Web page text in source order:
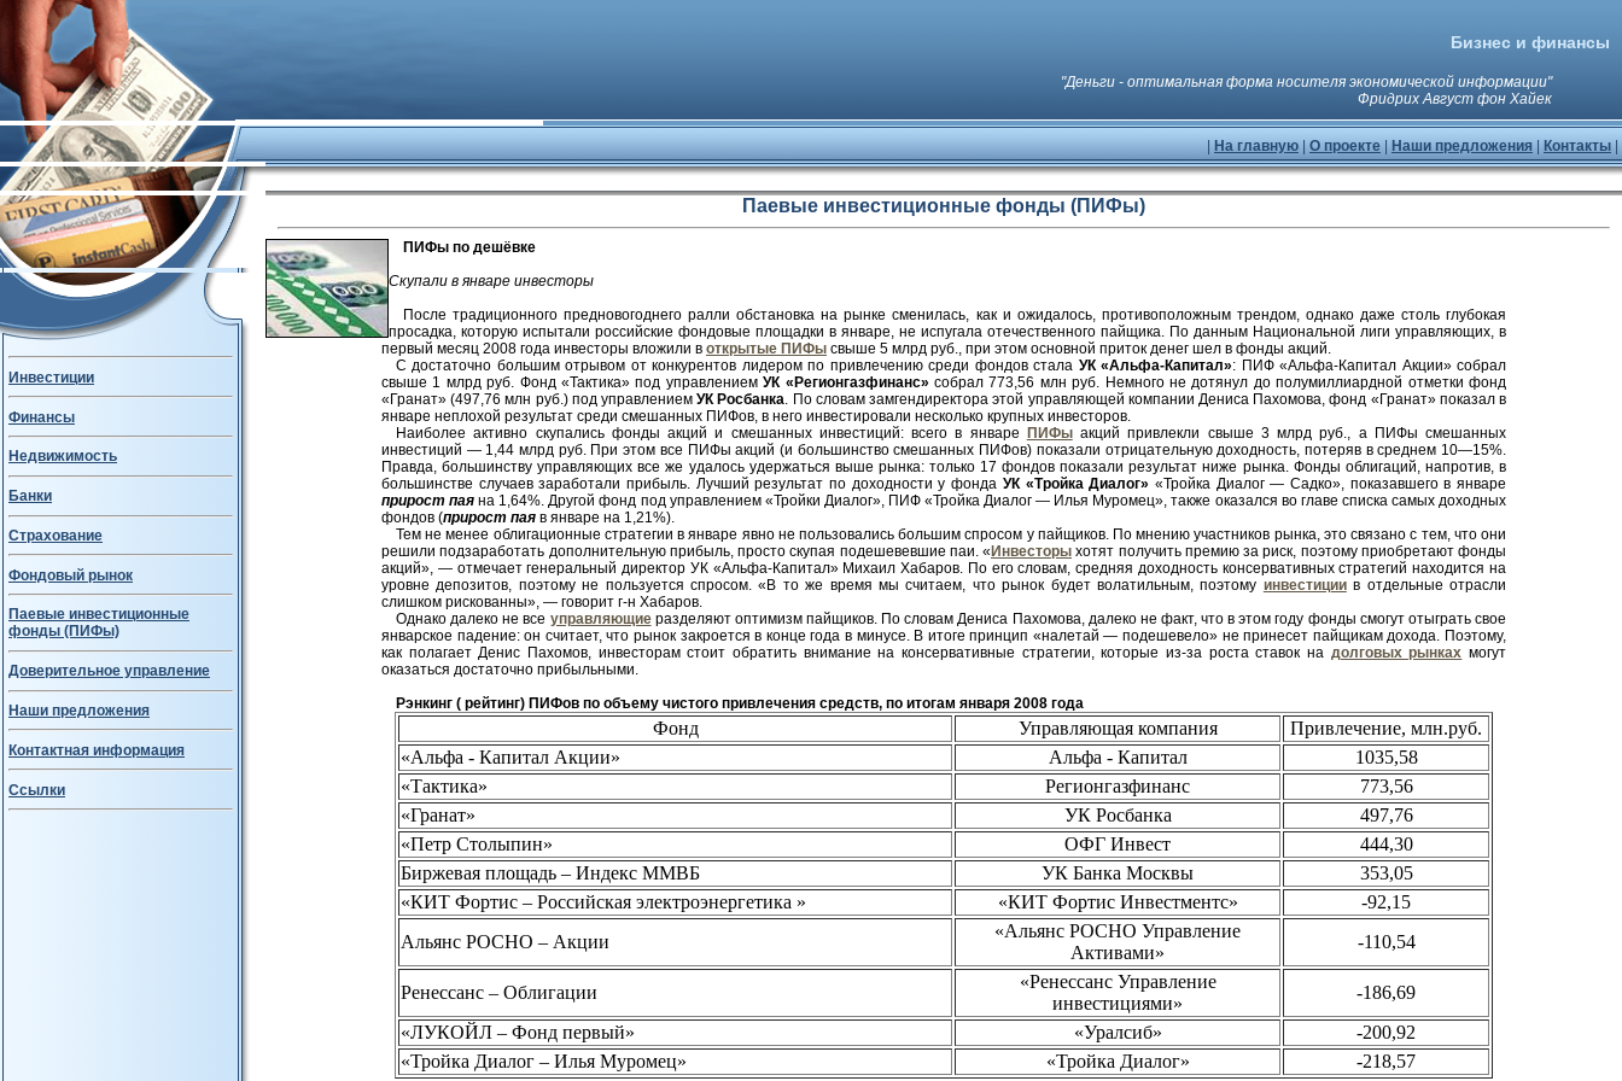
Бизнес и финансы
"Деньги - оптимальная форма носителя экономической информации"
Фридрих Август фон Хайек
На главную О проекте Наши предложения Контакты
Инвестиции
Финансы
Недвижимость
Банки
Страхование
Фондовый рынок
Паевые инвестиционные
фонды (ПИФы)
Доверительное управление
Наши предложения
Контактная информация
Ссылки
Паевые инвестиционные фонды (ПИФы)
ПИФы по дешёвке
Cкупали в январе инвесторы
После традиционного предновогоднего ралли обстановка на рынке сменилась, как и ожидалось, противоположным трендом, однако даже столь глубокая
просадка, которую испытали российские фондовые площадки в январе, не испугала отечественного пайщика. По данным Национальной лиги управляющих, в
первый месяц 2008 года инвесторы вложили в открытые ПИФы свыше 5 млрд руб., при этом основной приток денег шел в фонды акций.
С достаточно большим отрывом от конкурентов лидером по привлечению среди фондов стала УК «Альфа-Капитал»: ПИФ «Альфа-Капитал Акции» собрал
свыше 1 млрд руб. Фонд «Тактика» под управлениемУК «Регионгазфинанс» собрал 773,56 млн руб. Немного не дотянул до полумиллиардной отметки фонд
«Гранат» (497,76 млн руб.) под управлениемУК Росбанка. По словам замгендиректора этой управляющей компании Дениса Пахомова, фонд «Гранат» показал в
январе неплохой результат среди смешанных ПИФов, в него инвестировали несколько крупных инвесторов.
Наиболее активно скупались фонды акций и смешанных инвестиций: всего в январе
ПИФыакций привлекли свыше 3 млрд руб., а ПИФы смешанных
инвестиций — 1,44 млрд руб. При этом все ПИФы акций (и большинство смешанных ПИФов) показали отрицательную доходность, потеряв в среднем 10—15%.
Правда, большинству управляющих все же удалось удержаться выше рынка: только 17 фондов показали результат ниже рынка. Фонды облигаций, напротив, в
большинстве случаев заработали прибыль. Лучший результат по доходности у фонда УК «Тройка Диалог» «Тройка Диалог — Садко», показавшего в январе
прирост пая на 1,64%. Другой фонд под управлением «Тройки Диалог», ПИФ «Тройка Диалог — Илья Муромец», также оказался во главе списка самых доходных
фондов (прирост пая в январе на 1,21%).
Тем не менее облигационные стратегии в январе явно не пользовались большим спросом у пайщиков. По мнению участников рынка, это связано с тем, что они
решили подзаработать дополнительную прибыль, просто скупая подешевевшие паи. « Инвесторы хотят получить премию за риск, поэтому приобретают фонды
акций», — отмечает генеральный директор УК «Альфа-Капитал» Михаил Хабаров. По его словам, средняя доходность консервативных стратегий находится на
уровне депозитов, поэтому не пользуется спросом. «В то же время мы считаем, что рынок будет волатильным, поэтому инвестициив отдельные отрасли
слишком рискованны», — говорит г-н Хабаров.
Однако далеко не все управляющиеразделяют оптимизм пайщиков. По словам Дениса Пахомова, далеко не факт, что в этом году фонды смогут отыграть свое
январское падение: он считает, что рынок закроется в конце года в минусе. В итоге принцип «налетай — подешевело» не принесет пайщикам дохода. Поэтому,
как полагает Денис Пахомов, инвесторам стоит обратить внимание на консервативные стратегии, которые из-за роста ставок на долговых рынках могут
оказаться достаточно прибыльными.
Рэнкинг ( рейтинг) ПИФов по объему чистого привлечения средств, по итогам января 2008 года
Фонд Управляющая компания
Привлечение, млн.руб.
«Альфа - Капитал Акции»
Альфа - Капитал
1035,58
«Тактика»
Регионгазфинанс
773,56
«Гранат»
УК Росбанка
497,76
«Петр Столыпин»
ОФГ Инвест
444,30
Биржевая площадь – Индекс ММВБ
УК Банка Москвы
353,05
«КИТ Фортис – Российская электроэнергетика »
«КИТ Фортис Инвестментс»
-92,15
Альянс РОСНО – Акции
«Альянс РОСНО Управление
Активами»
-110,54
Ренессанс – Облигации
«Ренессанс Управление
инвестициями»
-186,69
«ЛУКОЙЛ – Фонд первый»
«Уралсиб»
-200,92
«Тройка Диалог – Илья Муромец»
«Тройка Диалог» -218,57